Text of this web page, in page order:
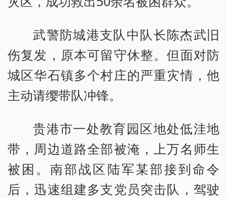
武警防城港支队中队长陈杰武旧
伤复发，原本可留守休整。但面对防
城区华石镇多个村庄的严重灾情，他
主动请缨带队冲锋。
贵港市一处教育园区地处低洼地
带，周边道路全部被淹，上万名师生
被困。南部战区陆军某部接到命令
后，迅速组建多支党员突击队，驾驶